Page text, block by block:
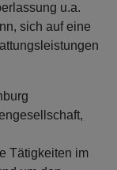
u.a.
sich auf eine
Tätigkeiten im